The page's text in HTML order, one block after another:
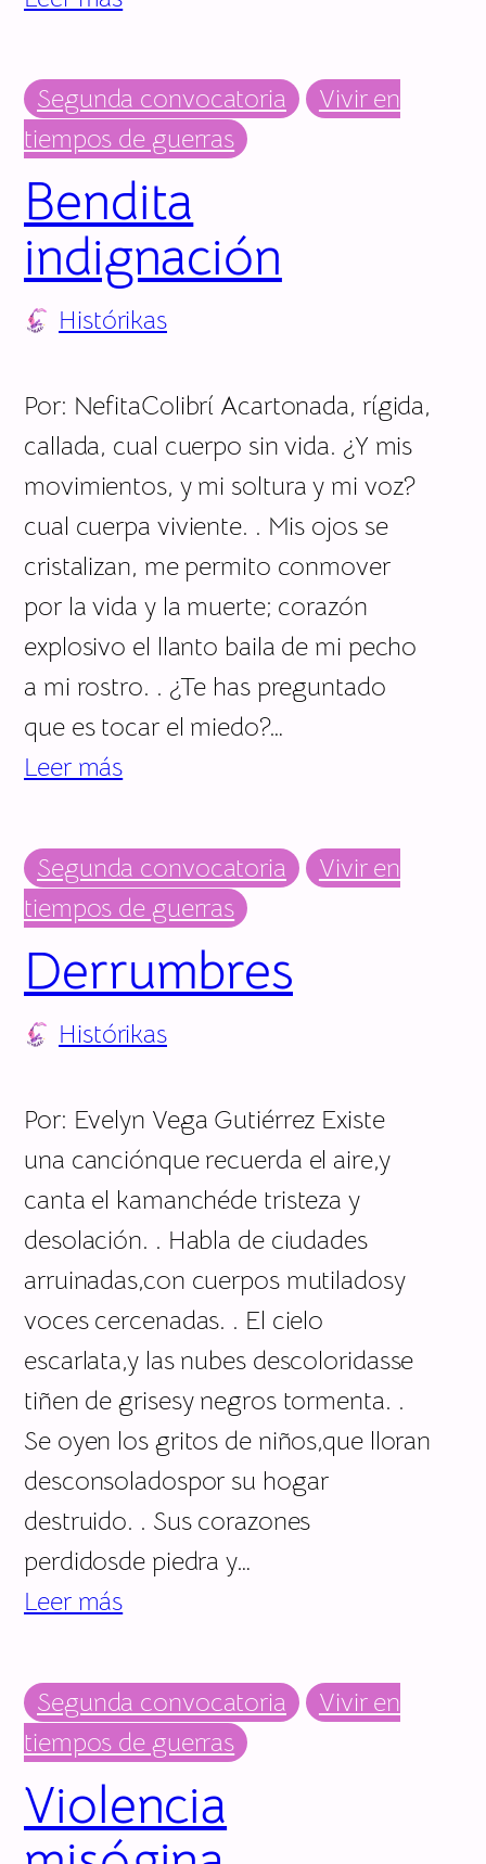
Segunda convocatoria
Vivir en
tiempos de guerras
Bendita
indignación
Histórikas
Por: NefitaColibrí Acartonada, rígida,
callada, cual cuerpo sin vida. ¿Y mis
movimientos, y mi soltura y mi voz?
cual cuerpa viviente. . Mis ojos se
cristalizan, me permito conmover
por la vida y la muerte; corazón
explosivo el llanto baila de mi pecho
a mi rostro. . ¿Te has preguntado
que es tocar el miedo?…
Leer más
Segunda convocatoria
Vivir en
tiempos de guerras
Derrumbres
Histórikas
Por: Evelyn Vega Gutiérrez Existe
una canciónque recuerda el aire,y
canta el kamanchéde tristeza y
desolación. . Habla de ciudades
arruinadas,con cuerpos mutiladosy
voces cercenadas. . El cielo
escarlata,y las nubes descoloridasse
tiñen de grisesy negros tormenta. .
Se oyen los gritos de niños,que lloran
desconsoladospor su hogar
destruido. . Sus corazones
perdidosde piedra y…
Leer más
Segunda convocatoria
Vivir en
tiempos de guerras
Violencia